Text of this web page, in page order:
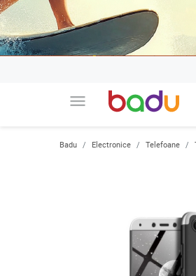
menu
Badu Electronice Telefoane